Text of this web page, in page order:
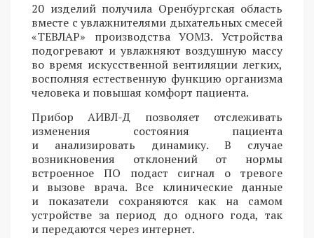
20 изделий получила Оренбургская область
вместе с увлажнителями дыхательных смесей
«ТЕВЛАР» производства УОМЗ. Устройства
подогревают и увлажняют воздушную массу
во время искусственной вентиляции легких,
восполняя естественную функцию организма
человека и повышая комфорт пациента.
Прибор АИВЛ-Д позволяет отслеживать
изменения состояния пациента
и анализировать динамику. В случае
возникновения отклонений от нормы
встроенное ПО подаст сигнал о тревоге
и вызове врача. Все клинические данные
и показатели сохраняются как на самом
устройстве за период до одного года, так
и передаются через интернет.